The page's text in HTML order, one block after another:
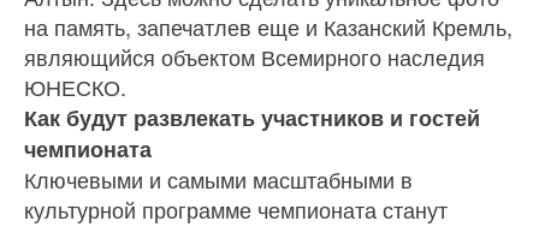
на память, запечатлев еще и Казанский Кремль,
являющийся объектом Всемирного наследия
ЮНЕСКО.
Как будут развлекать участников и гостей
чемпионата
Ключевыми и самыми масштабными в
культурной программе чемпионата станут